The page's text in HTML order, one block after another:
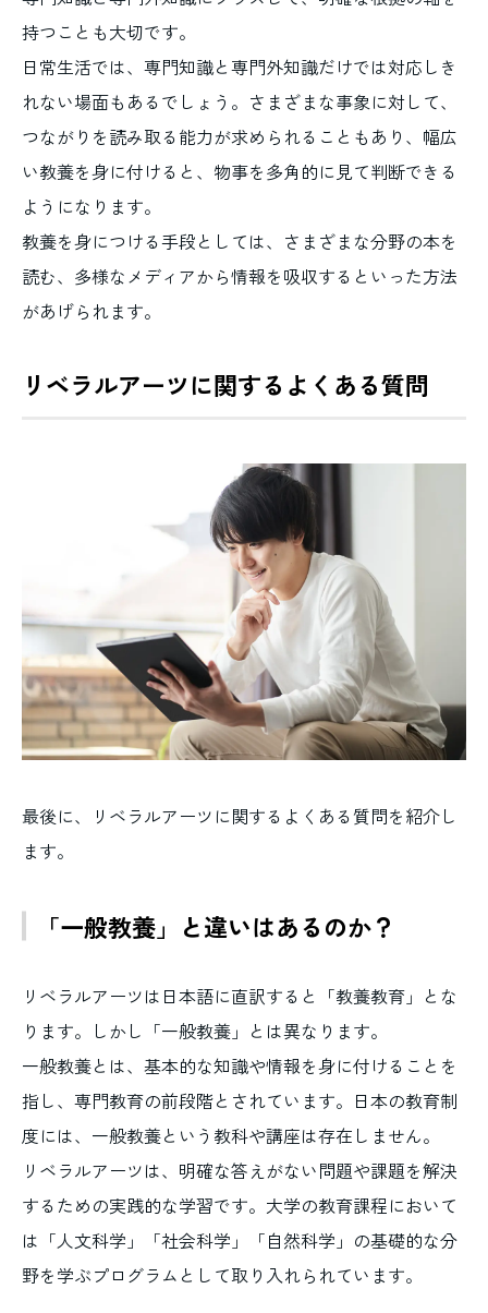
持つことも大切です。
日常生活では、専門知識と専門外知識だけでは対応しき
れない場面もあるでしょう。さまざまな事象に対して、
つながりを読み取る能力が求められることもあり、幅広
い教養を身に付けると、物事を多角的に見て判断できる
ようになります。
教養を身につける手段としては、さまざまな分野の本を
読む、多様なメディアから情報を吸収するといった方法
があげられます。
リベラルアーツに関するよくある質問
最後に、リベラルアーツに関するよくある質問を紹介し
ます。
「一般教養」と違いはあるのか？
リベラルアーツは日本語に直訳すると「教養教育」とな
ります。しかし「一般教養」とは異なります。
一般教養とは、基本的な知識や情報を身に付けることを
指し、専門教育の前段階とされています。日本の教育制
度には、一般教養という教科や講座は存在しません。
リベラルアーツは、明確な答えがない問題や課題を解決
するための実践的な学習です。大学の教育課程において
は「人文科学」「社会科学」「自然科学」の基礎的な分
野を学ぶプログラムとして取り入れられています。